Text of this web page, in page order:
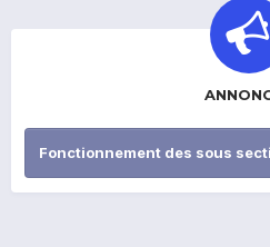
Fonctionnement des sous